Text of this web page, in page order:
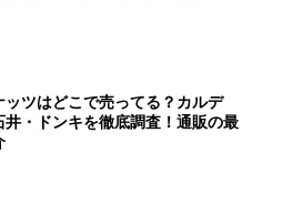
ッツはどこで売ってる？カルデ
井・ドンキを徹底調査！通販の最